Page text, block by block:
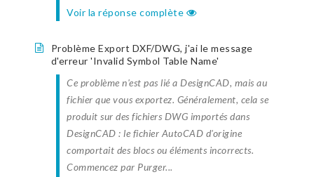
Voir la réponse complète
Problème Export DXF/DWG, j'ai le message
d'erreur 'Invalid Symbol Table Name'
Ce problème n'est pas lié a DesignCAD, mais au
fichier que vous exportez. Généralement, cela se
produit sur des fichiers DWG importés dans
DesignCAD : le fichier AutoCAD d'origine
comportait des blocs ou éléments incorrects.
Commencez par Purger...